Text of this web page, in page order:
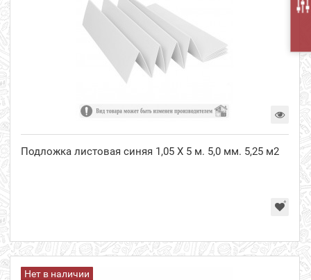
Подложка листовая синяя 1,05 Х 5 м. 5,0 мм. 5,25 м2
Нет в наличии